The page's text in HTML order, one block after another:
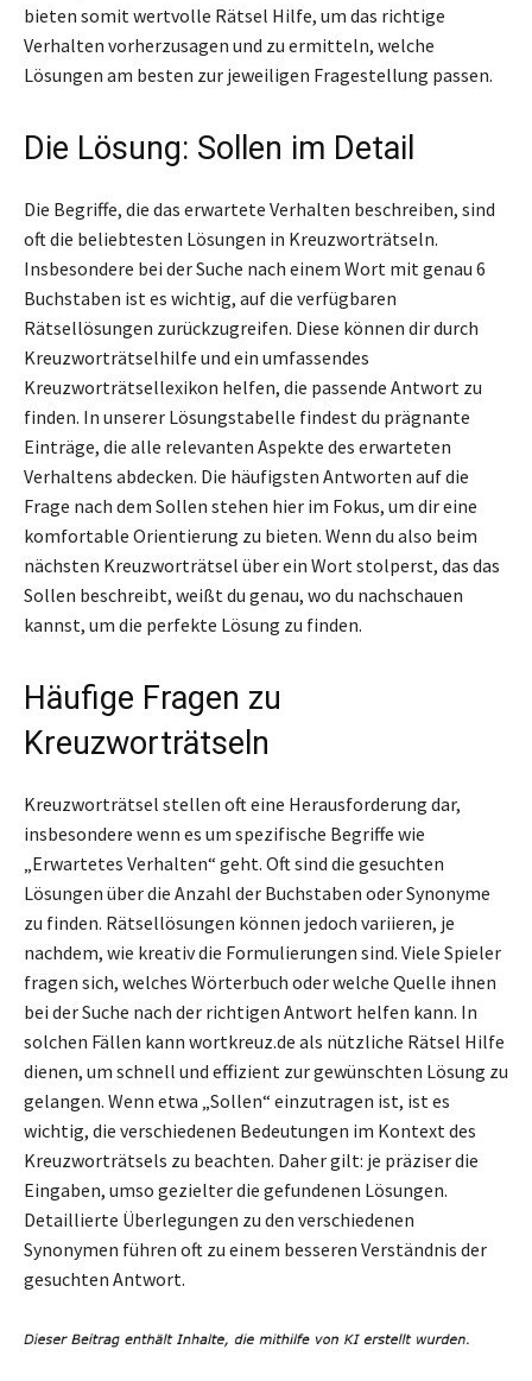
bieten somit wertvolle Rätsel Hilfe, um das richtige
Verhalten vorherzusagen und zu ermitteln, welche
Lösungen am besten zur jeweiligen Fragestellung passen.
Die Lösung: Sollen im Detail
Die Begriffe, die das erwartete Verhalten beschreiben, sind
oft die beliebtesten Lösungen in Kreuzworträtseln.
Insbesondere bei der Suche nach einem Wort mit genau 6
Buchstaben ist es wichtig, auf die verfügbaren
Rätsellösungen zurückzugreifen. Diese können dir durch
Kreuzworträtselhilfe und ein umfassendes
Kreuzworträtsellexikon helfen, die passende Antwort zu
finden. In unserer Lösungstabelle findest du prägnante
Einträge, die alle relevanten Aspekte des erwarteten
Verhaltens abdecken. Die häufigsten Antworten auf die
Frage nach dem Sollen stehen hier im Fokus, um dir eine
komfortable Orientierung zu bieten. Wenn du also beim
nächsten Kreuzworträtsel über ein Wort stolperst, das das
Sollen beschreibt, weißt du genau, wo du nachschauen
kannst, um die perfekte Lösung zu finden.
Häufige Fragen zu
Kreuzworträtseln
Kreuzworträtsel stellen oft eine Herausforderung dar,
insbesondere wenn es um spezifische Begriffe wie
„Erwartetes Verhalten“ geht. Oft sind die gesuchten
Lösungen über die Anzahl der Buchstaben oder Synonyme
zu finden. Rätsellösungen können jedoch variieren, je
nachdem, wie kreativ die Formulierungen sind. Viele Spieler
fragen sich, welches Wörterbuch oder welche Quelle ihnen
bei der Suche nach der richtigen Antwort helfen kann. In
solchen Fällen kann wortkreuz.de als nützliche Rätsel Hilfe
dienen, um schnell und effizient zur gewünschten Lösung zu
gelangen. Wenn etwa „Sollen“ einzutragen ist, ist es
wichtig, die verschiedenen Bedeutungen im Kontext des
Kreuzworträtsels zu beachten. Daher gilt: je präziser die
Eingaben, umso gezielter die gefundenen Lösungen.
Detaillierte Überlegungen zu den verschiedenen
Synonymen führen oft zu einem besseren Verständnis der
gesuchten Antwort.